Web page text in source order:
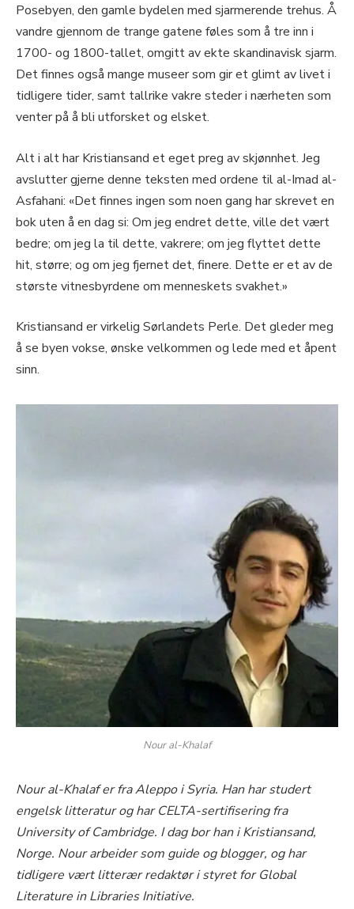
Posebyen, den gamle bydelen med sjarmerende trehus. Å
vandre gjennom de trange gatene føles som å tre inn i
1700- og 1800-tallet, omgitt av ekte skandinavisk sjarm.
Det finnes også mange museer som gir et glimt av livet i
tidligere tider, samt tallrike vakre steder i nærheten som
venter på å bli utforsket og elsket.
Alt i alt har Kristiansand et eget preg av skjønnhet. Jeg
avslutter gjerne denne teksten med ordene til al-Imad al-
Asfahani: «Det finnes ingen som noen gang har skrevet en
bok uten å en dag si: Om jeg endret dette, ville det vært
bedre; om jeg la til dette, vakrere; om jeg flyttet dette
hit, større; og om jeg fjernet det, finere. Dette er et av de
største vitnesbyrdene om menneskets svakhet.»
Kristiansand er virkelig Sørlandets Perle. Det gleder meg
å se byen vokse, ønske velkommen og lede med et åpent
sinn.
Nour al-Khalaf
Nour al-Khalaf er fra Aleppo i Syria. Han har studert
engelsk litteratur og har CELTA-sertifisering fra
University of Cambridge. I dag bor han i Kristiansand,
Norge. Nour arbeider som guide og blogger, og har
tidligere vært litterær redaktør i styret for Global
Literature in Libraries Initiative.